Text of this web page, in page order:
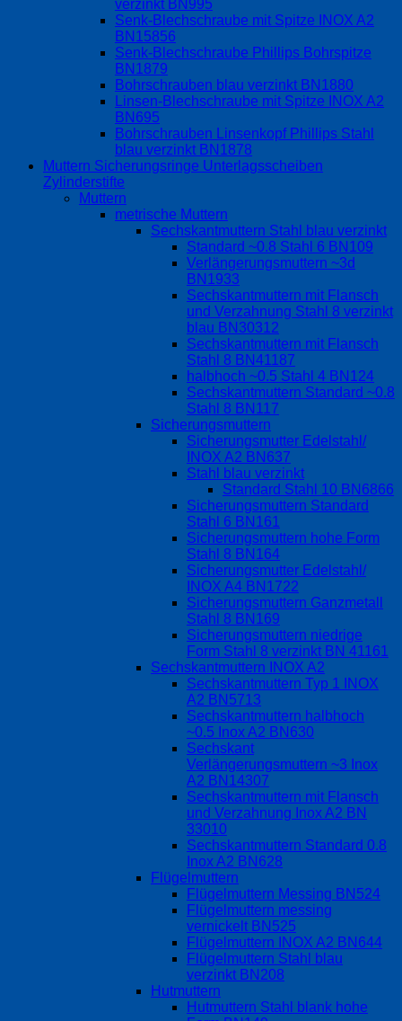
verzinkt BN995
Senk-Blechschraube mit Spitze INOX A2
BN15856
Senk-Blechschraube Phillips Bohrspitze
BN1879
Bohrschrauben blau verzinkt BN1880
Linsen-Blechschraube mit Spitze INOX A2
BN695
Bohrschrauben Linsenkopf Phillips Stahl
blau verzinkt BN1878
Muttern Sicherungsringe Unterlagsscheiben
Zylinderstifte
Muttern
metrische Muttern
Sechskantmuttern Stahl blau verzinkt
Standard ~0.8 Stahl 6 BN109
Verlängerungsmuttern ~3d
BN1933
Sechskantmuttern mit Flansch
und Verzahnung Stahl 8 verzinkt
blau BN30312
Sechskantmuttern mit Flansch
Stahl 8 BN41187
halbhoch ~0.5 Stahl 4 BN124
Sechskantmuttern Standard ~0.8
Stahl 8 BN117
Sicherungsmuttern
Sicherungsmutter Edelstahl/
INOX A2 BN637
Stahl blau verzinkt
Standard Stahl 10 BN6866
Sicherungsmuttern Standard
Stahl 6 BN161
Sicherungsmuttern hohe Form
Stahl 8 BN164
Sicherungsmutter Edelstahl/
INOX A4 BN1722
Sicherungsmuttern Ganzmetall
Stahl 8 BN169
Sicherungsmuttern niedrige
Form Stahl 8 verzinkt BN 41161
Sechskantmuttern INOX A2
Sechskantmuttern Typ 1 INOX
A2 BN5713
Sechskantmuttern halbhoch
~0.5 Inox A2 BN630
Sechskant
Verlängerungsmuttern ~3 Inox
A2 BN14307
Sechskantmuttern mit Flansch
und Verzahnung Inox A2 BN
33010
Sechskantmuttern Standard 0.8
Inox A2 BN628
Flügelmuttern
Flügelmuttern Messing BN524
Flügelmuttern messing
vernickelt BN525
Flügelmuttern INOX A2 BN644
Flügelmuttern Stahl blau
verzinkt BN208
Hutmuttern
Hutmuttern Stahl blank hohe